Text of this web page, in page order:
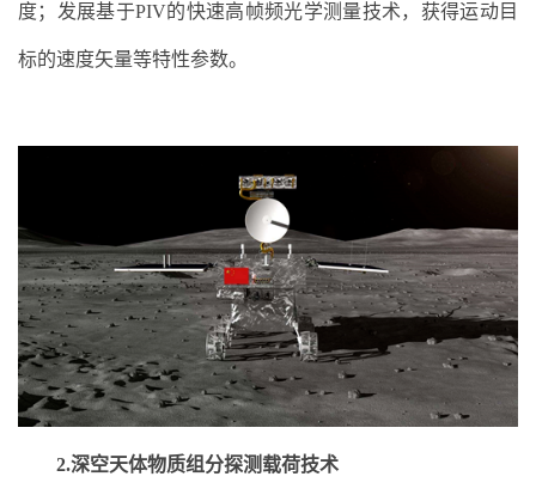
度；发展基于PIV的快速高帧频光学测量技术，获得运动目
标的速度矢量等特性参数。
2.深空天体物质组分探测载荷技术